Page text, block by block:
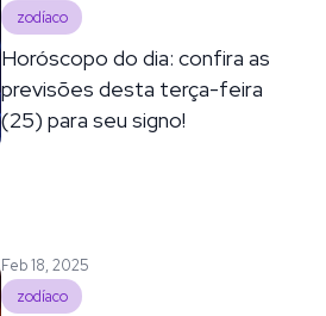
zodíaco
Horóscopo do dia: confira as
previsões desta terça-feira
(25) para seu signo!
Feb 18, 2025
zodíaco